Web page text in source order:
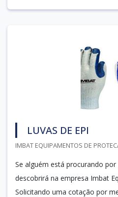
LUVAS DE EPI
IMBAT EQUIPAMENTOS DE
Se alguém está procurando
descobrirá na empresa Imbat
Solicitando uma cotação por